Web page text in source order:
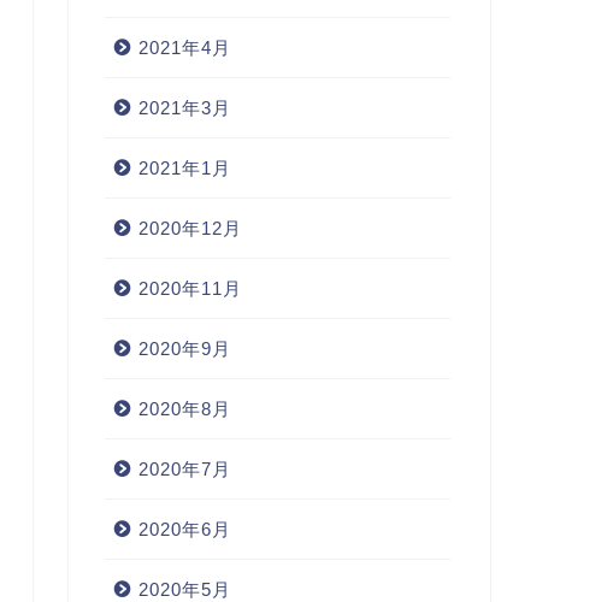
2021年4月
2021年3月
2021年1月
2020年12月
2020年11月
2020年9月
2020年8月
2020年7月
2020年6月
2020年5月